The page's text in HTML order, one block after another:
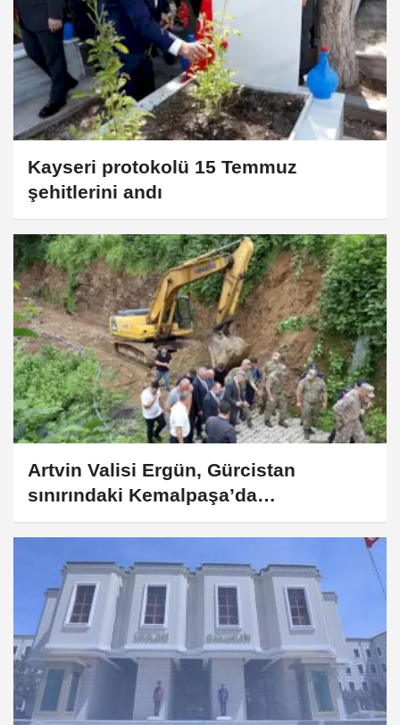
Kayseri protokolü 15 Temmuz
şehitlerini andı
Artvin Valisi Ergün, Gürcistan
sınırındaki Kemalpaşa’da
incelemelerde bulundu